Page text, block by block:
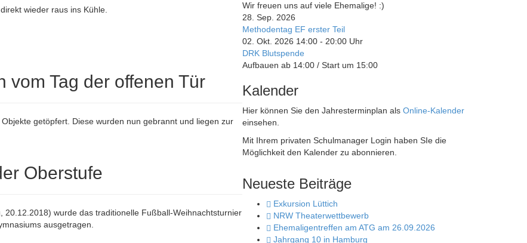
wieder raus ins Kühle.
vom Tag der offenen Tür
getöpfert. Diese wurden nun gebrannt und liegen zur
Oberstufe
wurde das traditionelle Fußball-Weihnachtsturnier
ausgetragen.
Wir freuen uns auf viele Ehemalige! :)
28. Sep. 2026
Methodentag EF erster Teil
02. Okt. 2026 14:00 - 20:00 Uhr
DRK Blutspende
Aufbauen ab 14:00 / Start um 15:00
Kalender
Hier können Sie den Jahresterminplan als Online-Kalender
einsehen.
Mit Ihrem privaten Schulmanager Login haben SIe die
Möglichkeit den Kalender zu abonnieren.
Neueste Beiträge
Exkursion Lüttich
NRW Theaterwettbewerb
Ehemaligentreffen am ATG am 26.09.2026
Jahrgang 10 in Hamburg